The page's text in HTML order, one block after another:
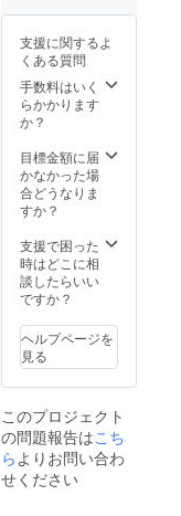
載・公
開する
ことは
禁止で
す。 ～
脚本
～ ・
ページ
数：36
する可
能性が
ありま
す） ～
ドロー
名前掲
載」に
ついて
～ 支援
時に備
考欄
（リ
演キャ
お話す
る権利
☆エン
ドロー
ルにお
載
（ニッ
クネー
ム可）
督＆
キャス
トから
の動
つい
て〜 ・
収録時
間：約1
供方
法：視
聴用の
URLを
CAMPF
支援に関するよ
くある質問
手数料はいく
らかかります
か？
目標金額に届
かなかった場
合どうなりま
すか？
支援で困った
時はどこに相
談したらいい
ですか？
ヘルプページを
見る
このプロジェクト
の問題報告はこち
ら よりお問い合わ
せください